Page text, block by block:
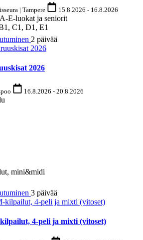
| Tampere 15.8.2026 - 16.8.2026
E-luokat ja seniorit
C1, D1, E1
2 päivää
2026
16.8.2026 - 20.8.2026
mini&midi
3 päivää
4-peli ja mixti (vitoset)